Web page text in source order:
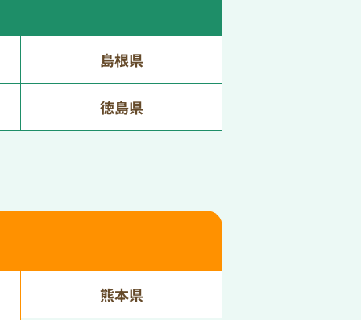
島根県
徳島県
熊本県